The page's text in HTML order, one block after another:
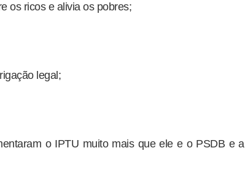
os ricos e alivia os pobres;
legal;
o IPTU muito mais que ele e o PSDB e a